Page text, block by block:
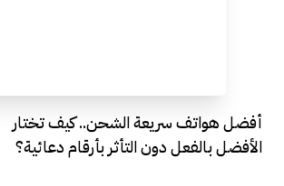
أفضل هواتف سريعة الشحن.. كيف تختار
الأفضل بالفعل دون التأثر بأرقام دعائية؟